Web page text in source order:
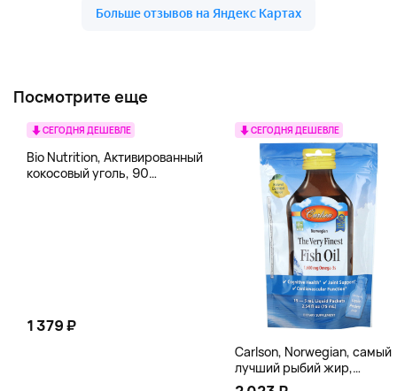
Посмотрите еще
СЕГОДНЯ ДЕШЕВЛЕ
Bio Nutrition, Активированный
кокосовый уголь, 90
1 379 ₽
СЕГОДНЯ ДЕШЕВЛЕ
Carlson, Norwegian, самый
лучший рыбий жир,
натуральный лимон, 15